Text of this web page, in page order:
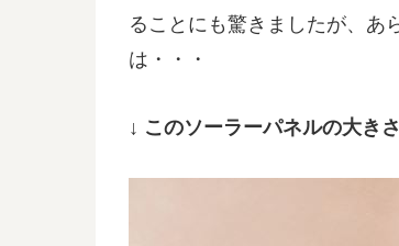
ることにも驚きましたが、あ
は・・・
↓ このソーラーパネルの大き